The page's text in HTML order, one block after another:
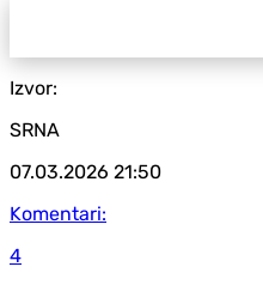
Izvor:
SRNA
07.03.2026 21:50
Komentari:
4